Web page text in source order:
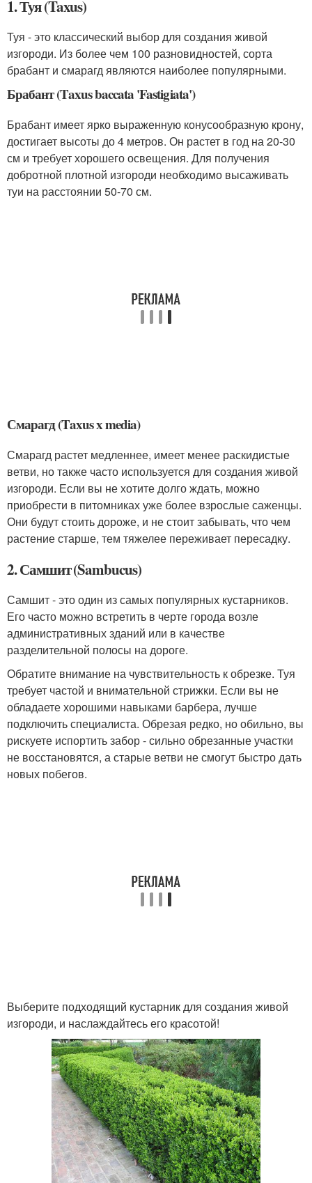
1. Туя (Taxus)
Туя - это классический выбор для создания живой
изгороди. Из более чем 100 разновидностей, сорта
брабант и смарагд являются наиболее популярными.
Брабант (Taxus baccata 'Fastigiata')
Брабант имеет ярко выраженную конусообразную крону,
достигает высоты до 4 метров. Он растет в год на 20-30
см и требует хорошего освещения. Для получения
добротной плотной изгороди необходимо высаживать
туи на расстоянии 50-70 см.
Смарагд (Taxus x media)
Смарагд растет медленнее, имеет менее раскидистые
ветви, но также часто используется для создания живой
изгороди. Если вы не хотите долго ждать, можно
приобрести в питомниках уже более взрослые саженцы.
Они будут стоить дороже, и не стоит забывать, что чем
растение старше, тем тяжелее переживает пересадку.
2. Самшит (Sambucus)
Самшит - это один из самых популярных кустарников.
Его часто можно встретить в черте города возле
административных зданий или в качестве
разделительной полосы на дороге.
Обратите внимание на чувствительность к обрезке. Туя
требует частой и внимательной стрижки. Если вы не
обладаете хорошими навыками барбера, лучше
подключить специалиста. Обрезая редко, но обильно, вы
рискуете испортить забор - сильно обрезанные участки
не восстановятся, а старые ветви не смогут быстро дать
новых побегов.
Выберите подходящий кустарник для создания живой
изгороди, и наслаждайтесь его красотой!